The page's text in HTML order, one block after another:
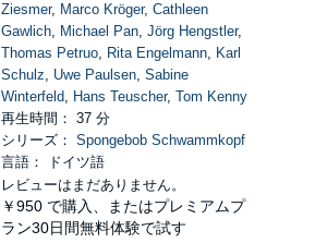
Ziesmer, Marco Kröger, Cathleen
Gawlich, Michael Pan, Jörg Hengstler,
Thomas Petruo, Rita Engelmann, Karl
Schulz, Uwe Paulsen, Sabine
Winterfeld, Hans Teuscher, Tom Kenny
再生時間： 37 分
シリーズ： Spongebob Schwammkopf
言語： ドイツ語
レビューはまだありません。
￥950 で購入、またはプレミアムプ
ラン30日間無料体験で試す